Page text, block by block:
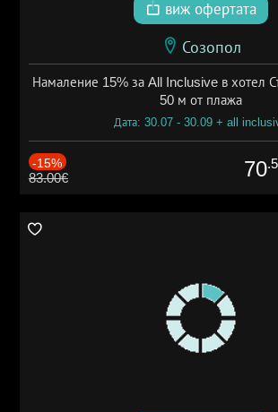
виж офертата
Созопол
Намаление 15% за All Inclusive в хотел
50 м от плажа
Дата: 30.07 - 30.09 + all
-15%
83.00€ 70